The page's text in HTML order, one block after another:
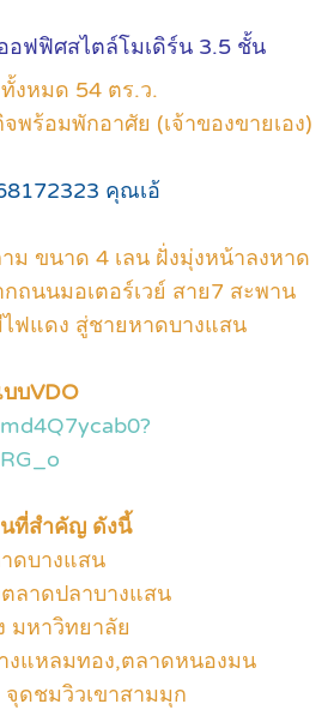
ฟฟิศสไตล์โมเดิร์น 3.5 ชั้น
งหมด 54 ตร.ว.
พร้อมพักอาศัย (เจ้าของขายเอง)
คุณเอ้
ม ขนาด 4 เลน ฝั่งมุ่งหน้าลงหาด
ถนนมอเตอร์เวย์ สาย7 สะพาน
ฟแดง สู่ชายหาดบางแสน
บVDO
ที่สำคัญ ดังนี้
ดบางแสน
ลาดปลาบางแสน
มหาวิทยาลัย
งแหลมทอง,ตลาดหนองมน
ดชมวิวเขาสามมุก